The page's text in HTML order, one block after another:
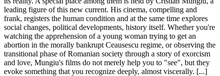
leading figure of this new current. His cinema, compelling and
frank, registers the human condition and at the same time explores
social changes, political developments, history itself. Whether you're
watching the apprehension of a young woman trying to get an
abortion in the morally bankrupt Ceausescu regime, or observing the
transitional phase of Romanian society through a story of exorcism
and love, Mungiu's films do not merely help you to "see", but they
evoke something that you recognize deeply, almost viscerally. [...]